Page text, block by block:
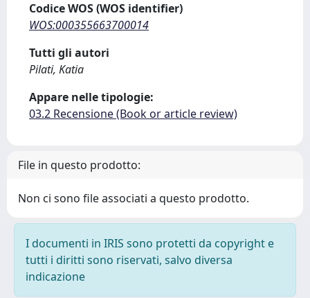
Codice WOS (WOS identifier)
WOS:000355663700014
Tutti gli autori
Pilati, Katia
Appare nelle tipologie:
03.2 Recensione (Book or article review)
File in questo prodotto:
Non ci sono file associati a questo prodotto.
I documenti in IRIS sono protetti da copyright e
tutti i diritti sono riservati, salvo diversa
indicazione